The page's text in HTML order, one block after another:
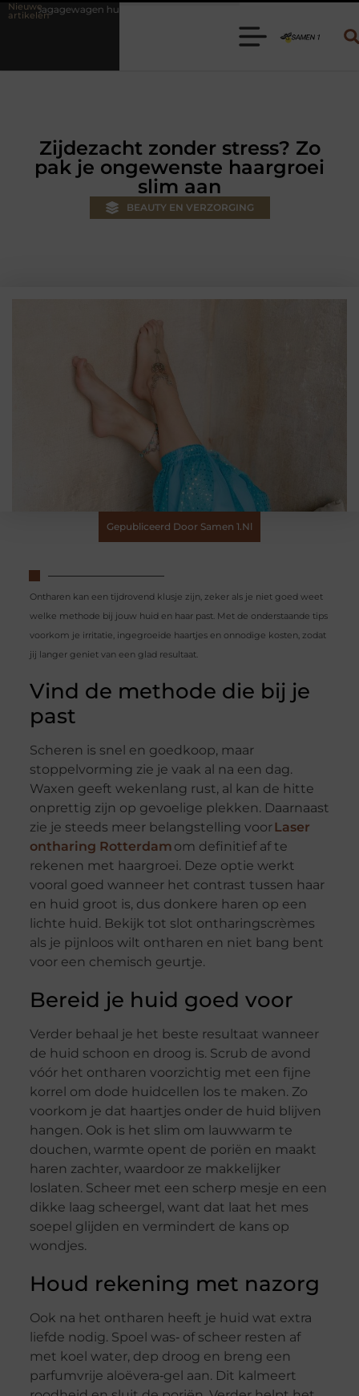
Nieuwe
artikelenKies de juiste aanhanger voor jouw klus
Zijdezacht zonder stress? Zo
pak je ongewenste haargroei
slim aan
BEAUTY EN VERZORGING
Gepubliceerd Door Samen 1.nl
Ontharen kan een tijdrovend klusje zijn, zeker als je niet goed weet
welke methode bij jouw huid en haar past. Met de onderstaande tips
voorkom je irritatie, ingegroeide haartjes en onnodige kosten, zodat
jij langer geniet van een glad resultaat.
Vind de methode die bij je
past
Scheren is snel en goedkoop, maar
stoppelvorming zie je vaak al na een dag.
Waxen geeft wekenlang rust, al kan de hitte
onprettig zijn op gevoelige plekken. Daarnaast
zie je steeds meer belangstelling voorLaser
ontharing Rotterdam om definitief af te
rekenen met haargroei. Deze optie werkt
vooral goed wanneer het contrast tussen haar
en huid groot is, dus donkere haren op een
lichte huid. Bekijk tot slot ontharingscrèmes
als je pijnloos wilt ontharen en niet bang bent
voor een chemisch geurtje.
Bereid je huid goed voor
Verder behaal je het beste resultaat wanneer
de huid schoon en droog is. Scrub de avond
vóór het ontharen voorzichtig met een fijne
korrel om dode huidcellen los te maken. Zo
voorkom je dat haartjes onder de huid blijven
hangen. Ook is het slim om lauwwarm te
douchen, warmte opent de poriën en maakt
haren zachter, waardoor ze makkelijker
loslaten. Scheer met een scherp mesje en een
dikke laag scheergel, want dat laat het mes
soepel glijden en vermindert de kans op
wondjes.
Houd rekening met nazorg
Ook na het ontharen heeft je huid wat extra
liefde nodig. Spoel was‑ of scheer resten af
met koel water, dep droog en breng een
parfumvrije aloëvera‑gel aan. Dit kalmeert